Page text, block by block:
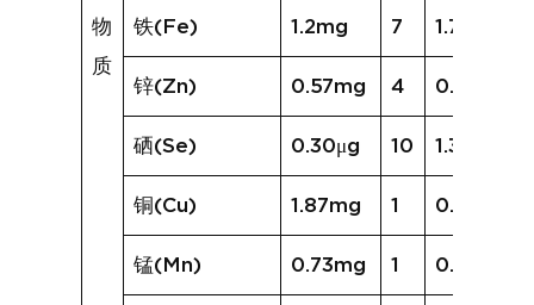
物
质
铁(Fe) 1.2mg 7 1.7mg
锌(Zn) 0.57mg 4 0.33mg
硒(Se) 0.30μg 10 1.30μg
铜(Cu) 1.87mg 1 0.21mg
锰(Mn) 0.73mg 1 0.25mg